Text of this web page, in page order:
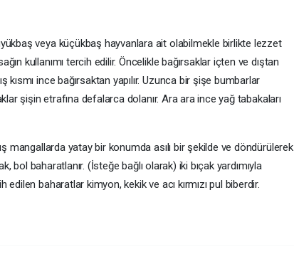
veya küçükbaş hayvanlara ait olabilmekle birlikte lezzet
kullanımı tercih edilir. Öncelikle bağırsaklar içten ve dıştan
kısmı ince bağırsaktan yapılır. Uzunca bir şişe bumbarlar
şişin etrafına defalarca dolanır. Ara ara ince yağ tabakaları
mangallarda yatay bir konumda asılı bir şekilde ve döndürülerek
bol baharatlanır. (İsteğe bağlı olarak) iki bıçak yardımıyla
baharatlar kimyon, kekik ve acı kırmızı pul biberdir.